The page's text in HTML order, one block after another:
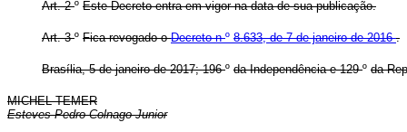
Art. 2º Este Decreto entra em vigor na data de sua publicação.
Art. 3º Fica revogado oDecreto nº 8.633, de 7 de janeiro de 2016.
Brasília, 5 de janeiro de 2017; 196º da Independência e 129º da
MICHEL TEMER
Esteves Pedro Colnago Junior